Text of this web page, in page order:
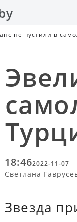
не пустили в
18:462022-11-07
Светлана
Звезда